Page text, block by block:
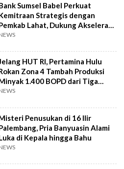
Sumsel Babel Perkuat
Strategis dengan
Lahat, Dukung Akselerasi
Daerah
HUT RI, Pertamina Hulu
Zona 4 Tambah Produksi
1.400 BOPD dari Tiga
Baru
Penusukan di 16 Ilir
Pria Banyuasin Alami
di Kepala hingga Bahu